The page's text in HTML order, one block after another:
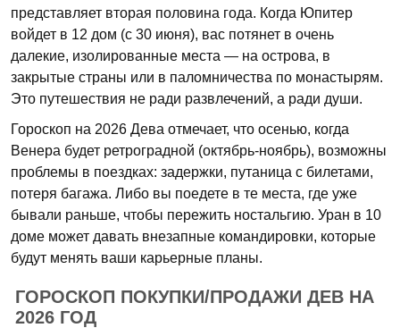
представляет вторая половина года. Когда Юпитер
войдет в 12 дом (с 30 июня), вас потянет в очень
далекие, изолированные места — на острова, в
закрытые страны или в паломничества по монастырям.
Это путешествия не ради развлечений, а ради души.
Гороскоп на 2026 Дева отмечает, что осенью, когда
Венера будет ретроградной (октябрь-ноябрь), возможны
проблемы в поездках: задержки, путаница с билетами,
потеря багажа. Либо вы поедете в те места, где уже
бывали раньше, чтобы пережить ностальгию. Уран в 10
доме может давать внезапные командировки, которые
будут менять ваши карьерные планы.
ГОРОСКОП ПОКУПКИ/ПРОДАЖИ ДЕВ НА
2026 ГОД